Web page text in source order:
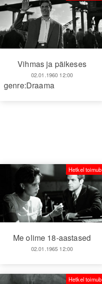
Vihmas ja päikeses
02.01.1960 12:00
genre:Draama
Me olime 18-aastased
02.01.1965 12:00
Hetkel toimub
Hetkel toimub